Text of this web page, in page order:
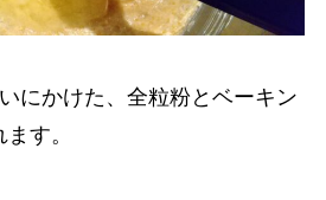
にかけた、全粒粉とベーキン
す。